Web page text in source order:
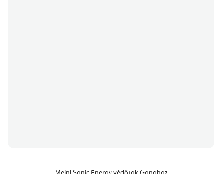
Meinl Sonic Energy védőtok Gonghoz